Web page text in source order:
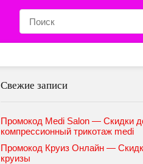
Свежие записи
Промокод Medi Salon — Скидки
компрессионный трикотаж medi
Промокод Круиз Онлайн —
круизы